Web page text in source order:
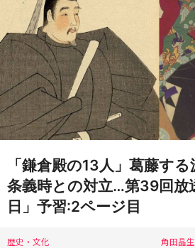
「鎌倉殿の13人」葛藤す
条義時との対立…第39回放
日」予習:2ページ目
歴史・文化 角田晶